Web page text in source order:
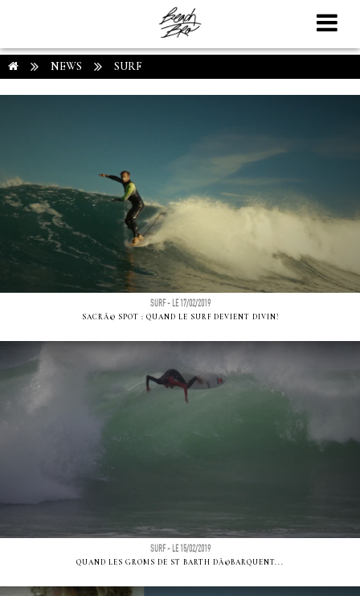
NEWS SURF
SURF - LE 17/02/2019
SACRÃ© SPOT : QUAND LE SURF DEVIENT DIVIN!
SURF - LE 15/02/2019
QUAND LES GROMS DE ST BARTH DÃ©BARQUENT...